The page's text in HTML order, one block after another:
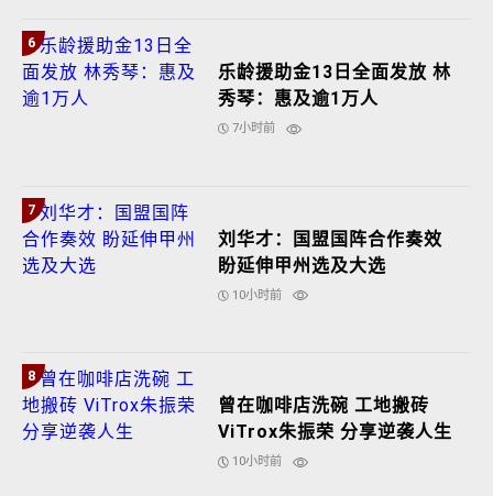
6
乐龄援助金13日全面发放 林
秀琴：惠及逾1万人
7小时前
7
刘华才：国盟国阵合作奏效
盼延伸甲州选及大选
10小时前
8
曾在咖啡店洗碗 工地搬砖
ViTrox朱振荣 分享逆袭人生
10小时前